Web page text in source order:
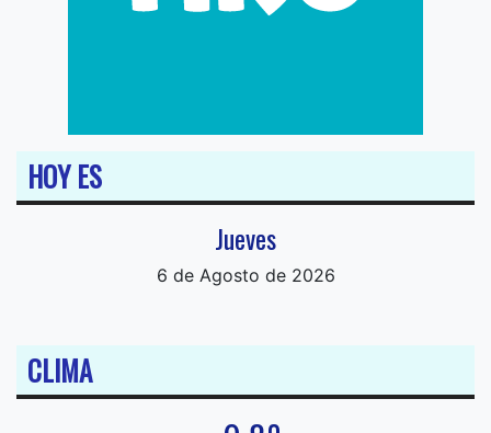
HOY ES
Jueves
6 de Agosto de 2026
CLIMA